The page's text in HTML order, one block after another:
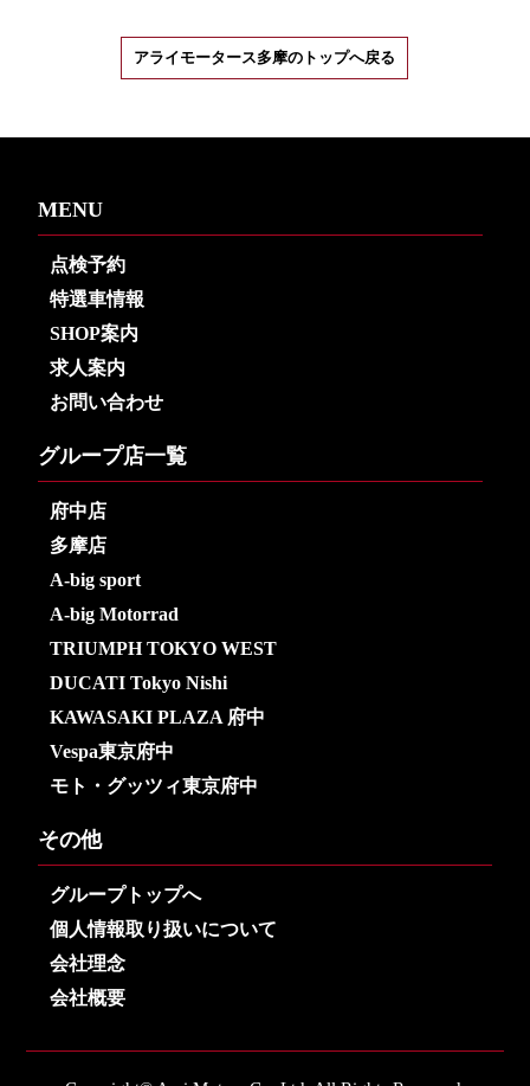
アライモータース多摩のトップへ戻る
MENU
点検予約
特選車情報
SHOP案内
求人案内
お問い合わせ
グループ店一覧
府中店
多摩店
A-big sport
A-big Motorrad
TRIUMPH TOKYO WEST
DUCATI Tokyo Nishi
KAWASAKI PLAZA 府中
Vespa東京府中
モト・グッツィ東京府中
その他
グループトップへ
個人情報取り扱いについて
会社理念
会社概要